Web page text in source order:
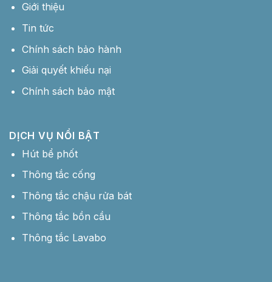
Giới thiệu
Tin tức
Chính sách bảo hành
Giải quyết khiếu nại
Chính sách bảo mật
DỊCH VỤ NỔI BẬT
Hút bể phốt
Thông tắc cống
Thông tắc chậu rửa bát
Thông tắc bồn cầu
Thông tắc Lavabo